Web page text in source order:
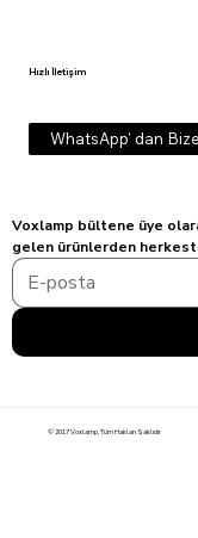
Hızlı İletişim
WhatsApp' dan Bize
Voxlamp bültene üye
gelen ürünlerden
© 2017 Voxlamp, Tüm Hakları Saklıdır